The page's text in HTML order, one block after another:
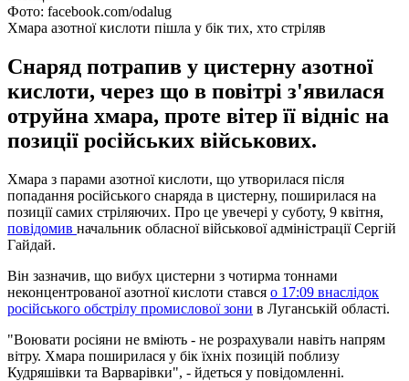
Фото: facebook.com/odalug
Хмара азотної кислоти пішла у бік тих, хто стріляв
Снаряд потрапив у цистерну азотної
кислоти, через що в повітрі з'явилася
отруйна хмара, проте вітер її відніс на
позиції російських військових.
Хмара з парами азотної кислоти, що утворилася після
попадання російського снаряда в цистерну, поширилася на
позиції самих стріляючих. Про це увечері у суботу, 9 квітня,
повідомив начальник обласної військової адміністрації Сергій
Гайдай.
Він зазначив, що вибух цистерни з чотирма тоннами
неконцентрованої азотної кислоти стався о 17:09 внаслідок
російського обстрілу промислової зони в Луганській області.
"Воювати росіяни не вміють - не розрахували навіть напрям
вітру. Хмара поширилася у бік їхніх позицій поблизу
Кудряшівки та Варварівки", - йдеться у повідомленні.